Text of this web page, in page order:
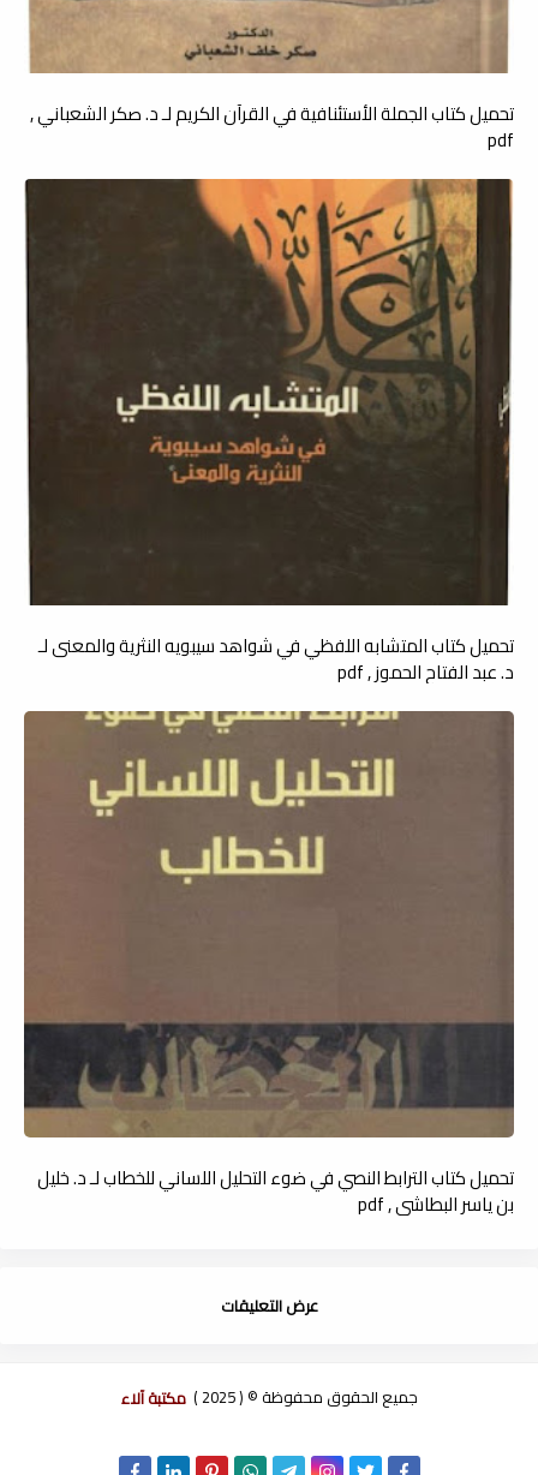
تحميل كتاب الجملة الأستئنافية في القرآن الكريم لـ د. صكر الشعباني ,
pdf
تحميل كتاب المتشابه اللفظي في شواهد سيبويه النثرية والمعنى لـ
د. عبد الفتاح الحموز , pdf
تحميل كتاب الترابط النصي في ضوء التحليل اللساني للخطاب لـ د. خليل
بن ياسر البطاشى , pdf
عرض التعليقات
جميع الحقوق محفوظة © ( 2025 ) مكتبة آلاء